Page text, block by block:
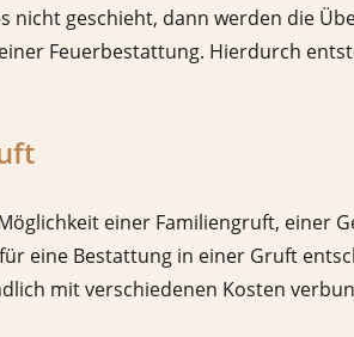
nicht geschieht, dann werden die
Feuerbestattung. Hierdurch
einer Familiengruft, einer
eine Bestattung in einer Gruft
mit verschiedenen Kosten